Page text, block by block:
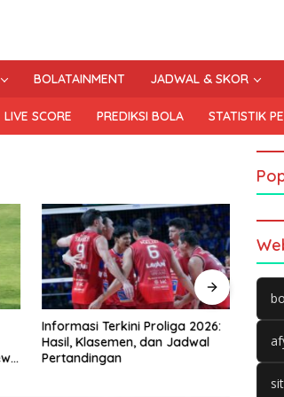
BOLATAINMENT JADWAL & SKOR
LIVE SCORE PREDIKSI BOLA STATISTIK
Informasi Terkini Proliga 2026:
Hasil, Klasemen, dan Jadwal
Pertandingan